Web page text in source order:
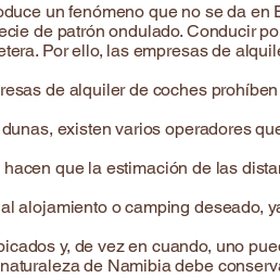
un fenómeno que no se da
de patrón ondulado. Conducir
Por ello, las empresas de
de alquiler de coches
existen varios operadores
que la estimación de las
alojamiento o camping
y, de vez en cuando, uno
de Namibia debe